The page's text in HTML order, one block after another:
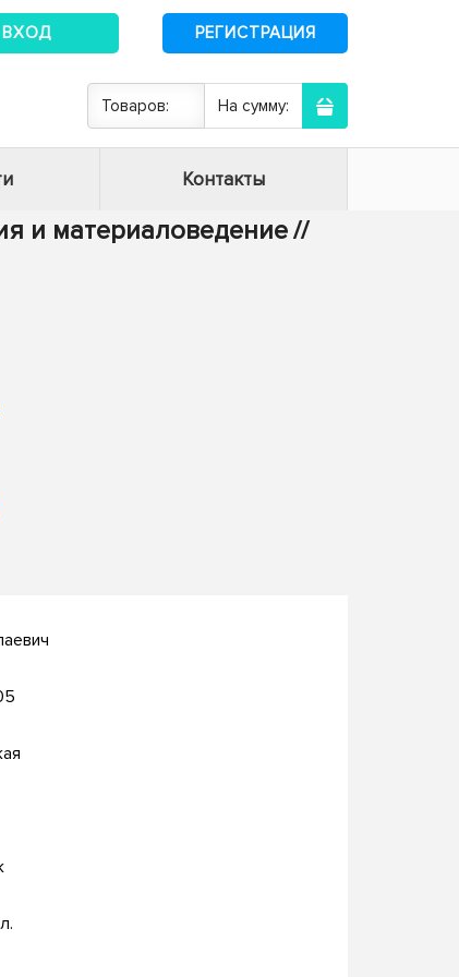
ВХОД РЕГИСТРАЦИЯ
Товаров: На сумму:
Контакты
и материаловедение//